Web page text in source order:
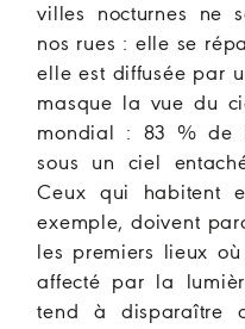
villes nocturnes ne
nos rues : elle se
elle est diffusée par
masque la vue du
mondial : 83 % de
sous un ciel
Ceux qui habitent
exemple, doivent
les premiers lieux
affecté par la
tend à disparaître